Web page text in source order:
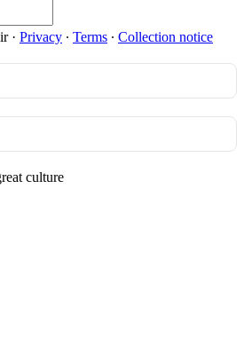
· Privacy ∙ Terms ∙ Collection notice
culture